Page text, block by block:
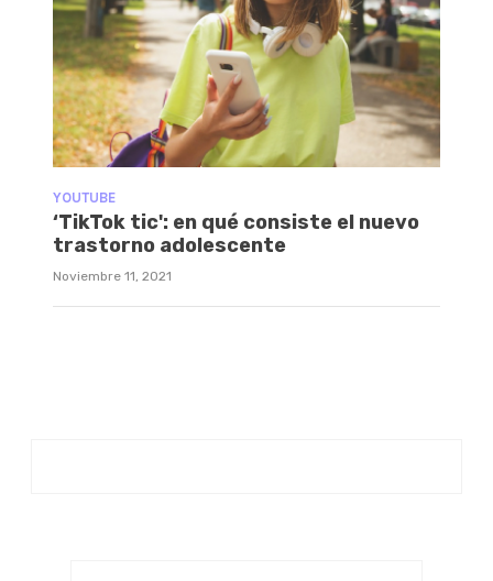
YOUTUBE
‘TikTok tic': en qué consiste el nuevo
trastorno adolescente
Noviembre 11, 2021